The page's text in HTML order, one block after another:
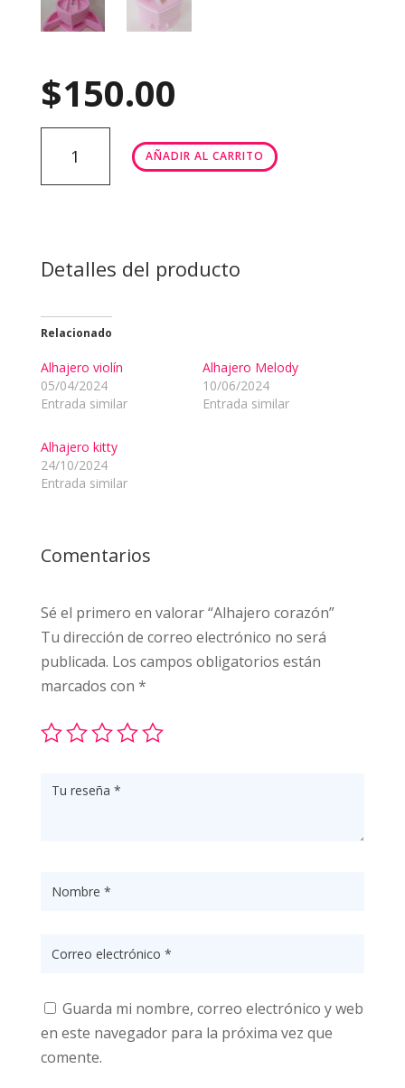
$150.00
corazón
cantidad
AÑADIR AL CARRITO
Detalles del producto
Relacionado
Alhajero violín
05/04/2024
Entrada similar
Alhajero Melody
10/06/2024
Entrada similar
Alhajero kitty
24/10/2024
Entrada similar
Comentarios
Sé el primero en valorar “Alhajero corazón”
Tu dirección de correo electrónico no será
publicada. Los campos obligatorios están
marcados con *
Guarda mi nombre, correo electrónico y web
en este navegador para la próxima vez que
comente.